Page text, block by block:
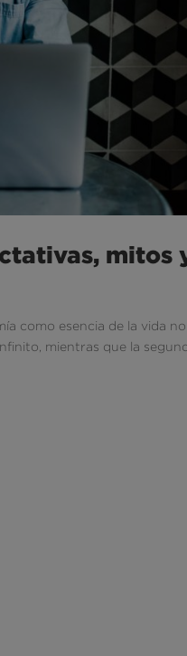
mitos
como esencia de la vida
mientras que la